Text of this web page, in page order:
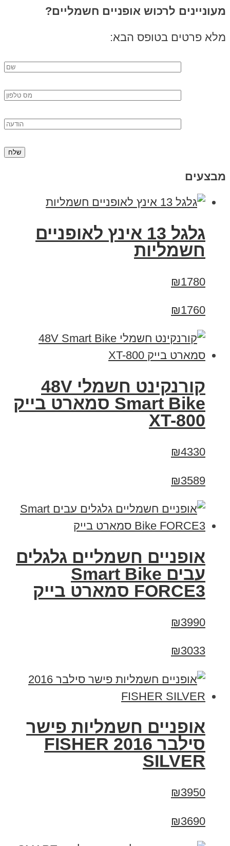
מעוניינים לרכוש אופניים חשמליים?
מלא פרטים בטופס הבא:
מבצעים
גלגל 13 אינץ לאופניים
חשמליות
₪1780
₪1760
קורנקינט חשמלי 48V
Smart Bike סמארט בייק
XT-800
₪4330
₪3589
אופניים חשמליים גלגלים
עבים Smart Bike
FORCE3 סמארט בייק
₪3990
₪3033
אופניים חשמליות פישר
סילבר 2016 FISHER
SILVER
₪3950
₪3690